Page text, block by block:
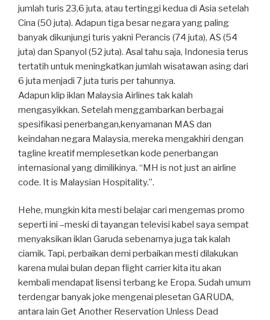
jumlah turis 23,6 juta, atau tertinggi kedua di Asia setelah
Cina (50 juta). Adapun tiga besar negara yang paling
banyak dikunjungi turis yakni Perancis (74 juta), AS (54
juta) dan Spanyol (52 juta). Asal tahu saja, Indonesia terus
tertatih untuk meningkatkan jumlah wisatawan asing dari
6 juta menjadi 7 juta turis per tahunnya.
Adapun klip iklan Malaysia Airlines tak kalah
mengasyikkan. Setelah menggambarkan berbagai
spesifikasi penerbangan,kenyamanan MAS dan
keindahan negara Malaysia, mereka mengakhiri dengan
tagline kreatif memplesetkan kode penerbangan
internasional yang dimilikinya. “MH is not just an airline
code. It is Malaysian Hospitality.”.
Hehe, mungkin kita mesti belajar cari mengemas promo
seperti ini –meski di tayangan televisi kabel saya sempat
menyaksikan iklan Garuda sebenarnya juga tak kalah
ciamik. Tapi, perbaikan demi perbaikan mesti dilakukan
karena mulai bulan depan flight carrier kita itu akan
kembali mendapat lisensi terbang ke Eropa. Sudah umum
terdengar banyak joke mengenai plesetan GARUDA,
antara lain Get Another Reservation Unless Dead